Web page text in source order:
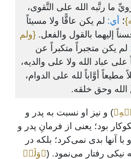
ما رتَّبه الله على التَّقوى،
؛ أي: لم يكن عاقًّا ولا مسيئاً
إليهما بالقول والفعل. {ولم
لم يكن متجبراً متكبراً عن
على عباد الله ولا على والديه،
مطيعاً أوَّاباً لله على الدوام،
الله وحق خلقه.
) و نیز او نسبت به پدر و
بود؛ یعنی از فرمانِ پدر و
آنها بدی نمی‌کرد؛ بلکه در
نیکی رفتار می‌نمود. (﴿وَلَمۡ